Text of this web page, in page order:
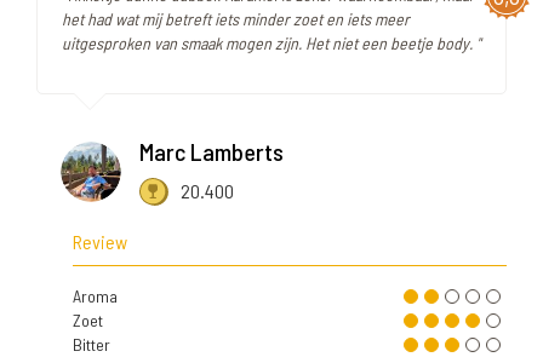
het had wat mij betreft iets minder zoet en iets meer
uitgesproken van smaak mogen zijn. Het niet een beetje body. "
Marc Lamberts
20.400
Review
Aroma
Zoet
Bitter